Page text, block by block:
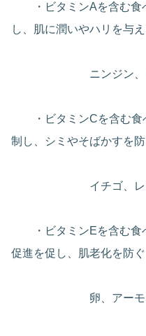
・ビタミンAを含む食
し、肌に潤いやハリを与
ニンジン、レバ
・ビタミンCを含む食
制し、シミやそばかすを
イチゴ、レモン
・ビタミンEを含む食
促進を促し、肌老化を防ぐ
卵、アーモンド